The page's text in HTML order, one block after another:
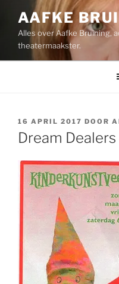
inhoud
AAFKE
Alles over Aafke Bruining,
theatermaakster.
GEPLAATST
OP
16 APRIL 2017 DOOR
Dream Dealers